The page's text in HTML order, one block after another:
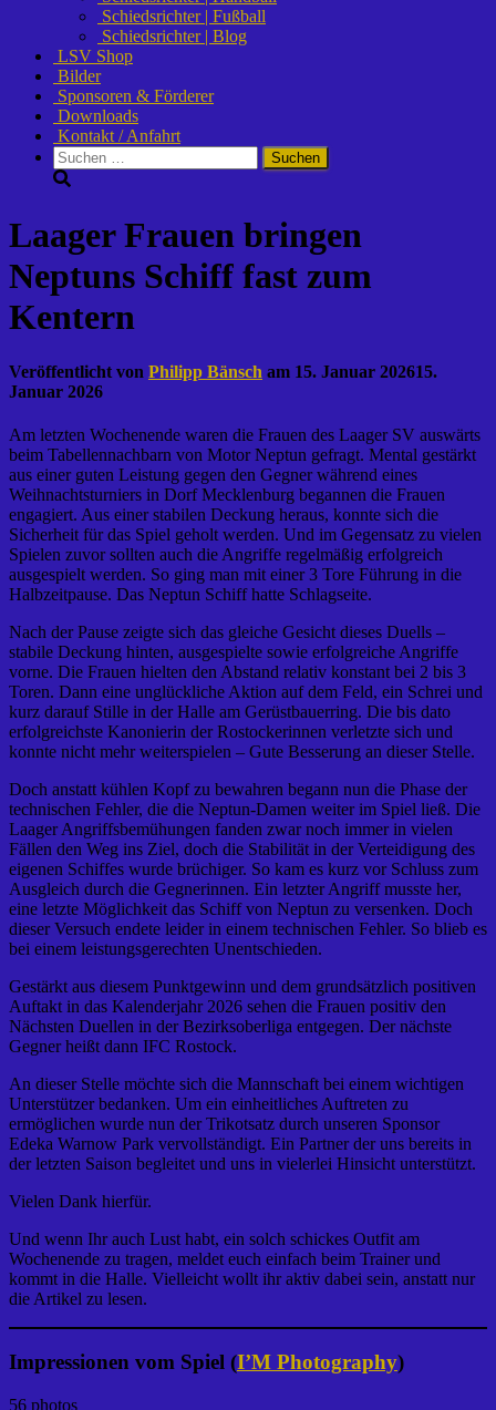
Schiedsrichter | Fußball
Schiedsrichter | Blog
LSV Shop
Bilder
Sponsoren & Förderer
Downloads
Kontakt / Anfahrt
Suchen
nach:
Laager Frauen bringen
Neptuns Schiff fast zum
Kentern
Veröffentlicht von Philipp Bänsch am 15. Januar 202615.
Januar 2026
Am letzten Wochenende waren die Frauen des Laager SV auswärts
beim Tabellennachbarn von Motor Neptun gefragt. Mental gestärkt
aus einer guten Leistung gegen den Gegner während eines
Weihnachtsturniers in Dorf Mecklenburg begannen die Frauen
engagiert. Aus einer stabilen Deckung heraus, konnte sich die
Sicherheit für das Spiel geholt werden. Und im Gegensatz zu vielen
Spielen zuvor sollten auch die Angriffe regelmäßig erfolgreich
ausgespielt werden. So ging man mit einer 3 Tore Führung in die
Halbzeitpause. Das Neptun Schiff hatte Schlagseite.
Nach der Pause zeigte sich das gleiche Gesicht dieses Duells –
stabile Deckung hinten, ausgespielte sowie erfolgreiche Angriffe
vorne. Die Frauen hielten den Abstand relativ konstant bei 2 bis 3
Toren. Dann eine unglückliche Aktion auf dem Feld, ein Schrei und
kurz darauf Stille in der Halle am Gerüstbauerring. Die bis dato
erfolgreichste Kanonierin der Rostockerinnen verletzte sich und
konnte nicht mehr weiterspielen – Gute Besserung an dieser Stelle.
Doch anstatt kühlen Kopf zu bewahren begann nun die Phase der
technischen Fehler, die die Neptun-Damen weiter im Spiel ließ. Die
Laager Angriffsbemühungen fanden zwar noch immer in vielen
Fällen den Weg ins Ziel, doch die Stabilität in der Verteidigung des
eigenen Schiffes wurde brüchiger. So kam es kurz vor Schluss zum
Ausgleich durch die Gegnerinnen. Ein letzter Angriff musste her,
eine letzte Möglichkeit das Schiff von Neptun zu versenken. Doch
dieser Versuch endete leider in einem technischen Fehler. So blieb es
bei einem leistungsgerechten Unentschieden.
Gestärkt aus diesem Punktgewinn und dem grundsätzlich positiven
Auftakt in das Kalenderjahr 2026 sehen die Frauen positiv den
Nächsten Duellen in der Bezirksoberliga entgegen. Der nächste
Gegner heißt dann IFC Rostock.
An dieser Stelle möchte sich die Mannschaft bei einem wichtigen
Unterstützer bedanken. Um ein einheitliches Auftreten zu
ermöglichen wurde nun der Trikotsatz durch unseren Sponsor
Edeka Warnow Park vervollständigt. Ein Partner der uns bereits in
der letzten Saison begleitet und uns in vielerlei Hinsicht unterstützt.
Vielen Dank hierfür.
Und wenn Ihr auch Lust habt, ein solch schickes Outfit am
Wochenende zu tragen, meldet euch einfach beim Trainer und
kommt in die Halle. Vielleicht wollt ihr aktiv dabei sein, anstatt nur
die Artikel zu lesen.
Impressionen vom Spiel (I’M Photography)
56 photos